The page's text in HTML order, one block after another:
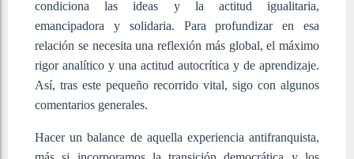
condiciona las ideas y la actitud igualitaria,
emancipadora y solidaria. Para profundizar en esa
relación se necesita una reflexión más global, el máximo
rigor analítico y una actitud autocrítica y de aprendizaje.
Así, tras este pequeño recorrido vital, sigo con algunos
comentarios generales.
Hacer un balance de aquella experiencia antifranquista,